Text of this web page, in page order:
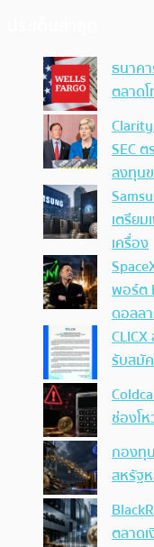
ธนาค
ตลาด
SEC
ลงทุน
เตรีย
เครื่อง
พอร์ต
ดอลล
รับสมั
ช่องโห
กองทุ
สหรัฐ
ตลาด